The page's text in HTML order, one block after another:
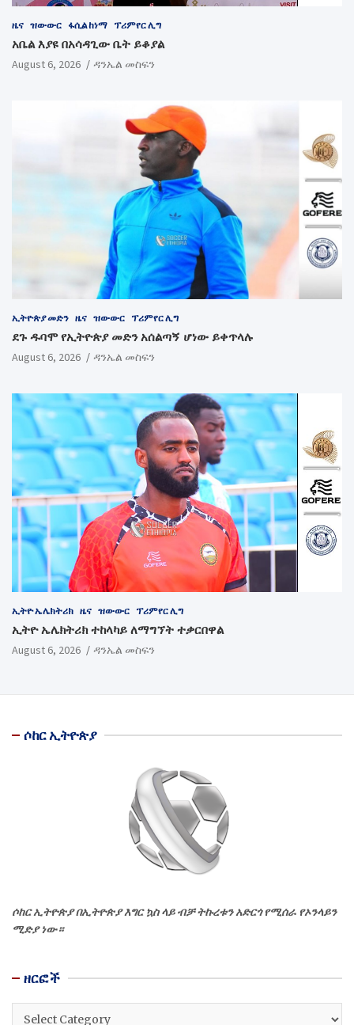
ዜና ዝውውር ፋሲል ከነማ ፕሪምየር ሊግ
አቤል እያዩ በአሳዳጊው ቤት ይቆያል
August 6, 2026 ዳንኤል መስፍን
ኢትዮጵያ መድን ዜና ዝውውር ፕሪምየር ሊግ
ደጉ ዱባሞ የኢትዮጵያ መድን አሰልጣኝ ሆነው ይቀጥላሉ
August 6, 2026 ዳንኤል መስፍን
ኢትዮ ኤሌክትሪክ ዜና ዝውውር ፕሪምየር ሊግ
ኢትዮ ኤሌክትሪክ ተከላካይ ለማግኘት ተቃርበዋል
August 6, 2026 ዳንኤል መስፍን
ሶከር ኢትዮጵያ
ሶከር ኢትዮጵያ በኢትዮጵያ እግር ኳስ ላይ ብቻ ትኩረቱን አድርጎ የሚሰራ የኦንላይን
ሚድያ ነው።
ዘርፎች
ዘርፎች